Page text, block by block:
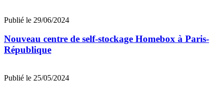
Publié le 29/06/2024
Nouveau centre de self-stockage Homebox à Paris-
République
Publié le 25/05/2024